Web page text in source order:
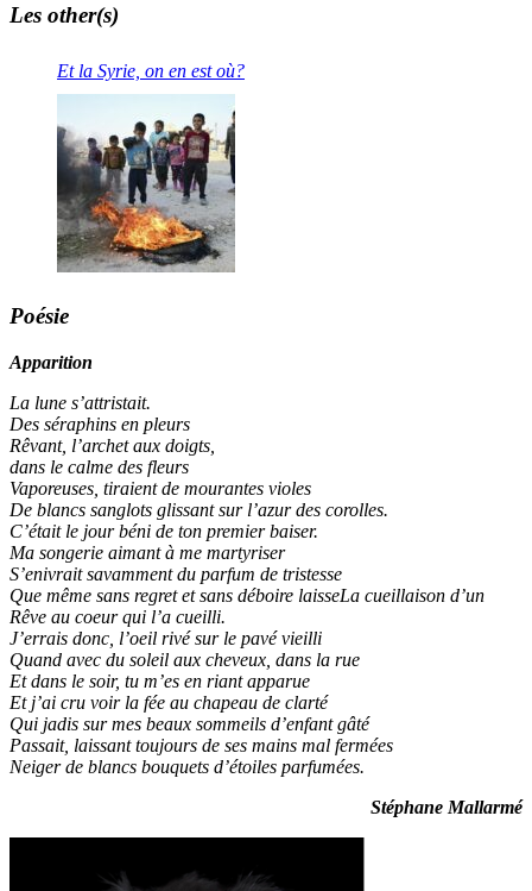
Les other(s)
Et la Syrie, on en est où?
Poésie
Apparition
La lune s’attristait.
Des séraphins en pleurs
Rêvant, l’archet aux doigts,
dans le calme des fleurs
Vaporeuses, tiraient de mourantes violes
De blancs sanglots glissant sur l’azur des corolles.
C’était le jour béni de ton premier baiser.
Ma songerie aimant à me martyriser
S’enivrait savamment du parfum de tristesse
Que même sans regret et sans déboire laisseLa cueillaison d’un
Rêve au coeur qui l’a cueilli.
J’errais donc, l’oeil rivé sur le pavé vieilli
Quand avec du soleil aux cheveux, dans la rue
Et dans le soir, tu m’es en riant apparue
Et j’ai cru voir la fée au chapeau de clarté
Qui jadis sur mes beaux sommeils d’enfant gâté
Passait, laissant toujours de ses mains mal fermées
Neiger de blancs bouquets d’étoiles parfumées.
Stéphane Mallarmé